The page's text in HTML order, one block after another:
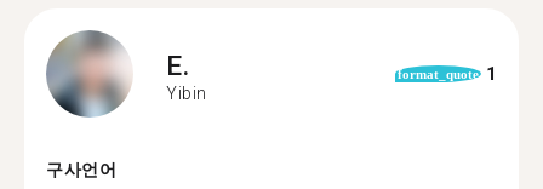
E.
Yibin
format_quote 1
구사언어